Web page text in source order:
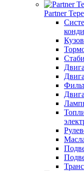
Partner